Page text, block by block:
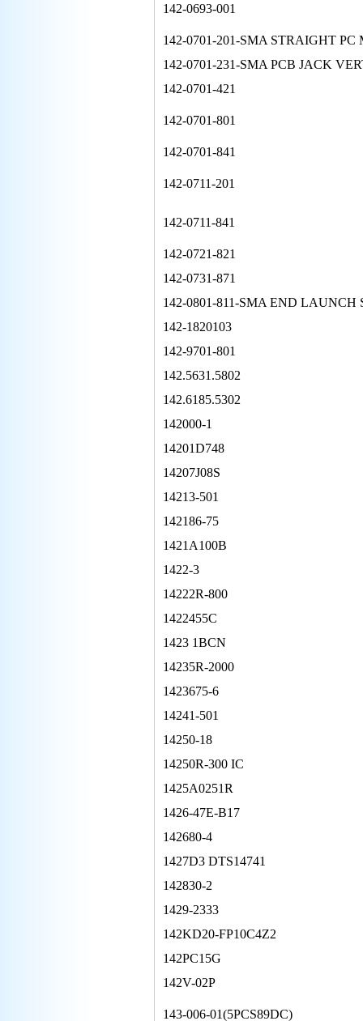
142-0693-001
142-0701-201-SMA STRAIGHT PC
142-0701-231-SMA PCB JACK
142-0701-421
142-0701-801
142-0701-841
142-0711-201
142-0711-841
142-0721-821
142-0731-871
142-0801-811-SMA END LAUNCH
142-1820103
142-9701-801
142.5631.5802
142.6185.5302
142000-1
14201D748
14207J08S
14213-501
142186-75
1421A100B
1422-3
14222R-800
1422455C
1423 1BCN
14235R-2000
1423675-6
14241-501
14250-18
14250R-300 IC
1425A0251R
1426-47E-B17
142680-4
1427D3 DTS14741
142830-2
1429-2333
142KD20-FP10C4Z2
142PC15G
142V-02P
143-006-01(5PCS89DC)